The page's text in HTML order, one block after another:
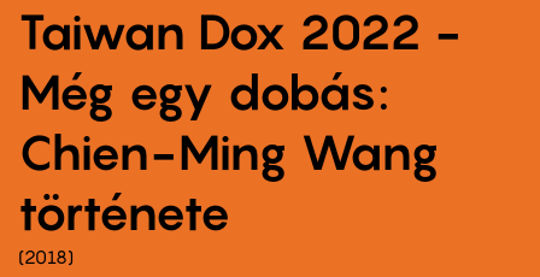
Taiwan Dox 2022 -
Még egy dobás:
Chien-Ming Wang
története
2018